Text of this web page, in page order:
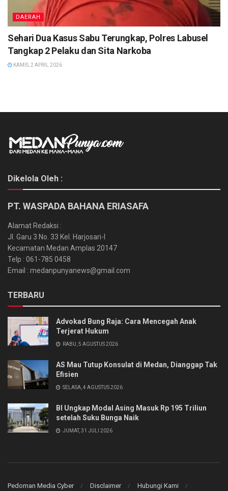
DAERAH
Sehari Dua Kasus Sabu Terungkap, Polres Labusel
Tangkap 2 Pelaku dan Sita Narkoba
KAMIS, 2 APRIL 2026
Dikelola Oleh :
PT. WASPADA BAHANA ERIASAFA
Alamat Redaksi :
Jl. Garu 3 No. 33 Kel. Harjosari-I
Kecamatan Medan Amplas 20147
Telp : 061-785 0458
Email : medanpunyanews@gmail.com
TERBARU
Advokad Bung Raja: Cara Mencegah Anak
Terjerat Hukum
RABU, 5 AGUSTUS 2026
AS Mau Tutup Konsulat di Medan, Dianggap Tak
Efisien
SELASA, 4 AGUSTUS 2026
BI Ungkap Modal Asing Masuk Rp 195 Triliun
setelah Suku Bunga Naik
JUMAT, 31 JULI 2026
Pedoman Media Cyber Disclaimer Hubungi Kami